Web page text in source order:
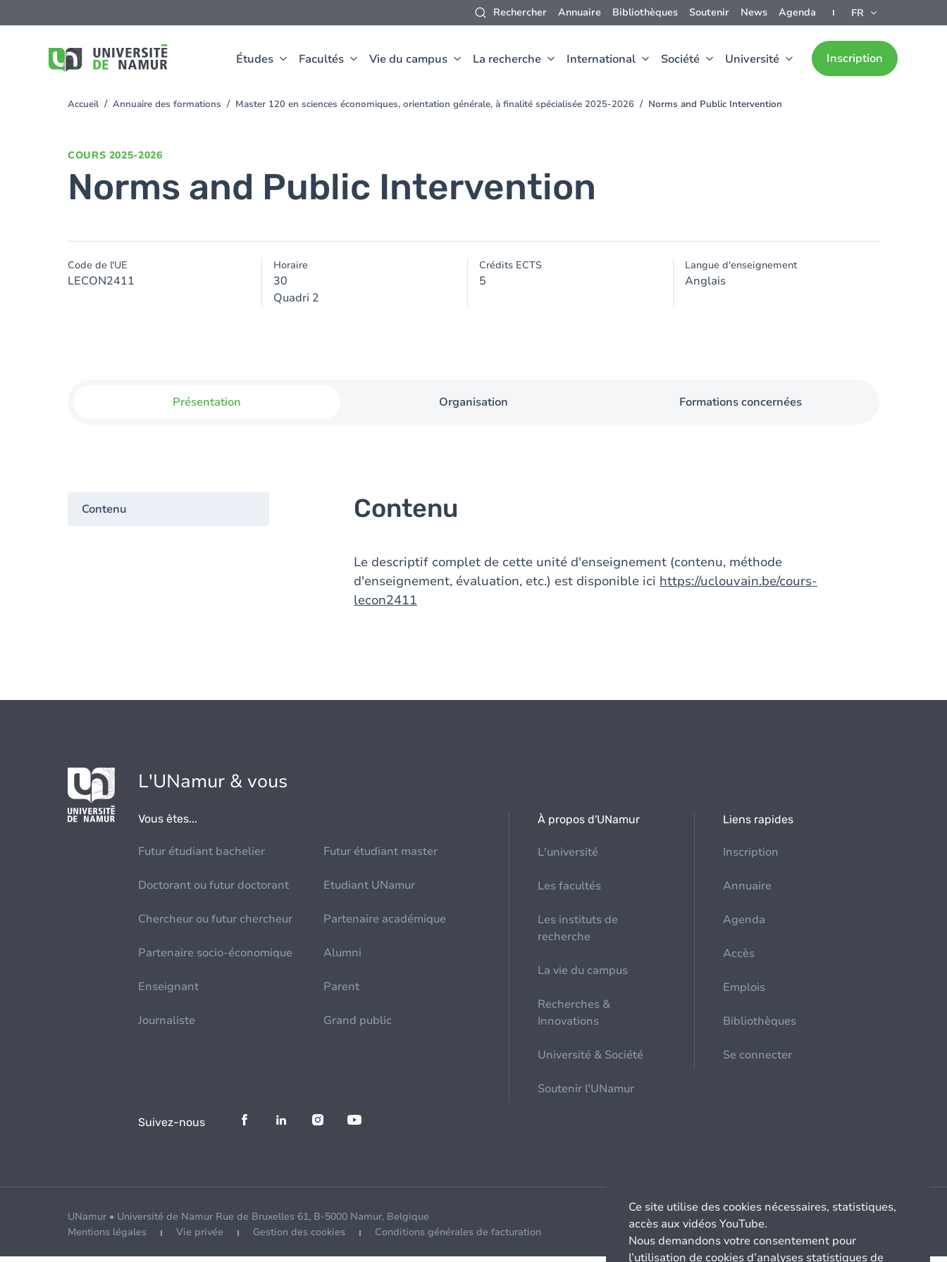
Rechercher Annuaire Bibliothèques Soutenir News Agenda FR
Études Facultés Vie du campus La recherche International Société Université Inscription
au
You
Accueil Annuaire des formations Master 120 en sciences économiques, orientation générale, à finalité spécialisée 2025-2026 Norms and Public Intervention
COURS 2025-2026
Norms and Public Intervention
Code de l'UE
LECON2411
Horaire
30
Quadri 2
Crédits ECTS
5
Langue d'enseignement
Anglais
Présentation Organisation Formations concernées
Contenu Contenu
Le descriptif complet de cette unité d'enseignement (contenu, méthode
d'enseignement, évaluation, etc.) est disponible ici https://uclouvain.be/cours-
lecon2411
L'UNamur & vous
Vous êtes...
Futur étudiant bachelier Futur étudiant master
Doctorant ou futur doctorant Etudiant UNamur
Chercheur ou futur chercheur Partenaire académique
Partenaire socio-économique Alumni
Enseignant Parent
Journaliste Grand public
À propos d'UNamur
L'université
Les facultés
Les instituts de
recherche
La vie du campus
Recherches &
Innovations
Université & Société
Soutenir l'UNamur
Liens rapides
Inscription
Annuaire
Agenda
Accès
Emplois
Bibliothèques
Se connecter
Suivez-nous
UNamur • Université de Namur Rue de Bruxelles 61, B-5000 Namur, Belgique
Mentions légales
Vie privée Gestion des cookies Conditions générales de facturation
Ce site utilise des cookies nécessaires, statistiques,
accès aux vidéos YouTube.
Nous demandons votre consentement pour
l’utilisation de cookies d’analyses statistiques de